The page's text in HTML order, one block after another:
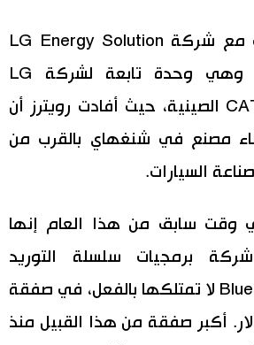
أبرمت تسلا صفقات مع شركة LG Energy Solution
الكورية الجنوبية، وهي وحدة تابعة لشركة LG
Chem، وشركة CATL الصينية، حيث أفادت رويترز أن
مصنع في شنغهاي بالقرب من
السيارات.
وقت سابق من هذا العام إنها
برمجيات سلسلة التوريد
الأمريكية Blue Yonder لا تمتلكها بالفعل، في صفقة
دولار. أكبر صفقة من هذا القبيل منذ